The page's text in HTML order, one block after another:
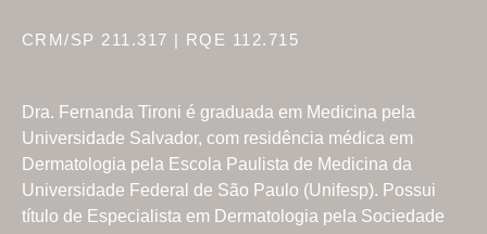
CRM/SP 211.317 | RQE 112.715
Dra. Fernanda Tironi é graduada em Medicina pela
Universidade Salvador, com residência médica em
Dermatologia pela Escola Paulista de Medicina da
Universidade Federal de São Paulo (Unifesp). Possui
título de Especialista em Dermatologia pela Sociedade